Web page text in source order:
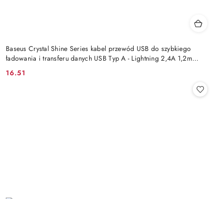
Baseus Crystal Shine Series kabel przewód USB do szybkiego
ładowania i transferu danych USB Typ A - Lightning 2,4A 1,2m
Cena:
16.51